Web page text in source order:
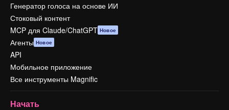
Генератор голоса на основе ИИ
Стоковый контент
MCP для Claude/ChatGPT Новое
Агенты Новое
API
Мобильное приложение
Все инструменты Magnific
Начать